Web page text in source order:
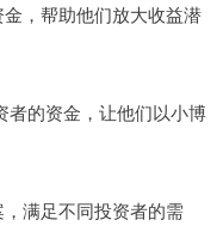
，帮助他们放大收益潜
者的资金，让他们以小博
满足不同投资者的需